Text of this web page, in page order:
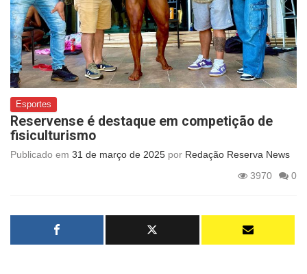
Esportes
Reservense é destaque em competição de
fisiculturismo
Publicado em 31 de março de 2025 por Redação Reserva News
3970
0